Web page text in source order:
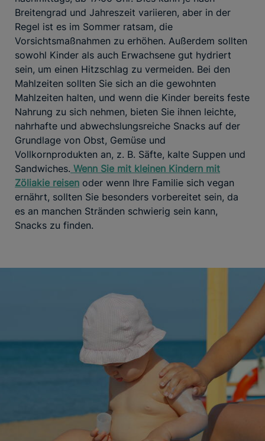
Breitengrad und Jahreszeit variieren, aber in der
Regel ist es im Sommer ratsam, die
Vorsichtsmaßnahmen zu erhöhen. Außerdem sollten
sowohl Kinder als auch Erwachsene gut hydriert
sein, um einen Hitzschlag zu vermeiden. Bei den
Mahlzeiten sollten Sie sich an die gewohnten
Mahlzeiten halten, und wenn die Kinder bereits feste
Nahrung zu sich nehmen, bieten Sie ihnen leichte,
nahrhafte und abwechslungsreiche Snacks auf der
Grundlage von Obst, Gemüse und
Vollkornprodukten an, z. B. Säfte, kalte Suppen und
Sandwiches. Wenn Sie mit kleinen Kindern mit
Zöliakie reisen oder wenn Ihre Familie sich vegan
ernährt, sollten Sie besonders vorbereitet sein, da
es an manchen Stränden schwierig sein kann,
Snacks zu finden.